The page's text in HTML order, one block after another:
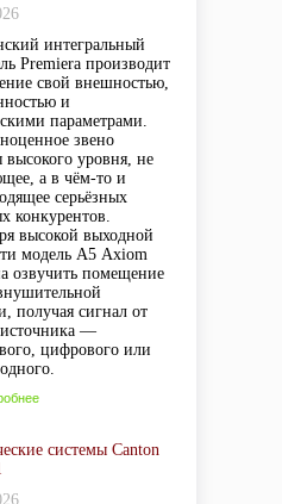
интегральный
Premiera производит
свой внешностью,
и
параметрами.
звено
высокого уровня, не
а в чём-то и
серьёзных
конкурентов.
высокой выходной
модель А5 Axiom
озвучить помещение
получая сигнал от
—
цифрового или
системы Canton